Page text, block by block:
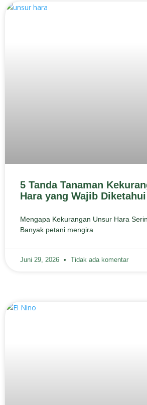
5 Tanda Tanaman
Hara yang Wajib Diketahui
Mengapa Kekurangan Unsur Hara
Banyak petani mengira
Juni 29, 2026 Tidak ada komentar